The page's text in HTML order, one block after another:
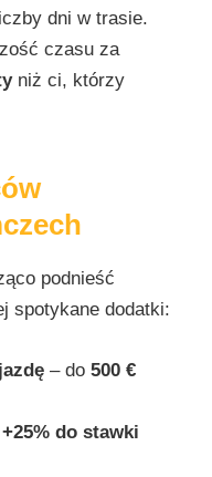
dni w trasie.
czasu za
niż ci, którzy
podnieść
spotykane dodatki:
– do500 €
+25% do stawki